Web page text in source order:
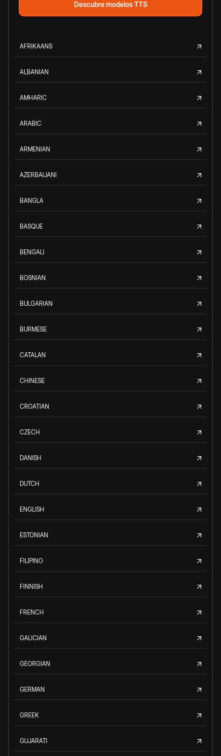
Descubre modelos TTS
AFRIKAANS
ALBANIAN
AMHARIC
ARABIC
ARMENIAN
AZERBAIJANI
BANGLA
BASQUE
BENGALI
BOSNIAN
BULGARIAN
BURMESE
CATALAN
CHINESE
CROATIAN
CZECH
DANISH
DUTCH
ENGLISH
ESTONIAN
FILIPINO
FINNISH
FRENCH
GALICIAN
GEORGIAN
GERMAN
GREEK
GUJARATI